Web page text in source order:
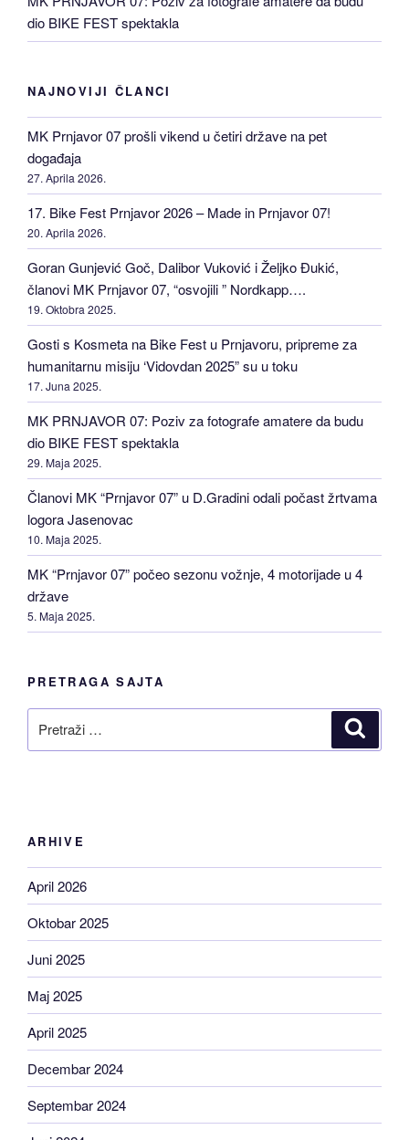
dio BIKE FEST spektakla
NAJNOVIJI ČLANCI
MK Prnjavor 07 prošli vikend u četiri države na pet
događaja
27. Aprila 2026.
17. Bike Fest Prnjavor 2026 – Made in Prnjavor 07!
20. Aprila 2026.
Goran Gunjević Goč, Dalibor Vuković i Željko Đukić,
članovi MK Prnjavor 07, “osvojili ” Nordkapp….
19. Oktobra 2025.
Gosti s Kosmeta na Bike Fest u Prnjavoru, pripreme za
humanitarnu misiju ‘Vidovdan 2025” su u toku
17. Juna 2025.
MK PRNJAVOR 07: Poziv za fotografe amatere da budu
dio BIKE FEST spektakla
29. Maja 2025.
Članovi MK “Prnjavor 07” u D.Gradini odali počast žrtvama
logora Jasenovac
10. Maja 2025.
MK “Prnjavor 07” počeo sezonu vožnje, 4 motorijade u 4
države
5. Maja 2025.
PRETRAGA SAJTA
ARHIVE
April 2026
Oktobar 2025
Juni 2025
Maj 2025
April 2025
Decembar 2024
Septembar 2024